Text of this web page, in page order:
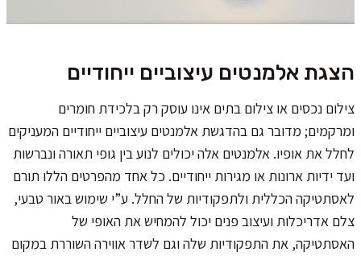
הצגת אלמנטים עיצוביים ייחודיים
צילום נכסים או צילום בתים אינו עוסק רק בלכידת חומרים
ומרקמים; מדובר גם בהדגשת אלמנטים עיצוביים ייחודיים המעניקים
לחלל את אופיו. אלמנטים אלה יכולים לנוע בין גופי תאורה ונברשות
ועד ידיות ארונות או מגירות ייחודיים. כל אחד מהפרטים הללו תורם
לאסתטיקה הכללית ולתפקודיות של החלל. ע”י שימוש באור טבעי,
צלם אדריכלות ועיצוב פנים יכול להמחיש את האופי של
האסתטיקה, את התפקודיות שלה וגם לשדר אווירה השוררת במקום